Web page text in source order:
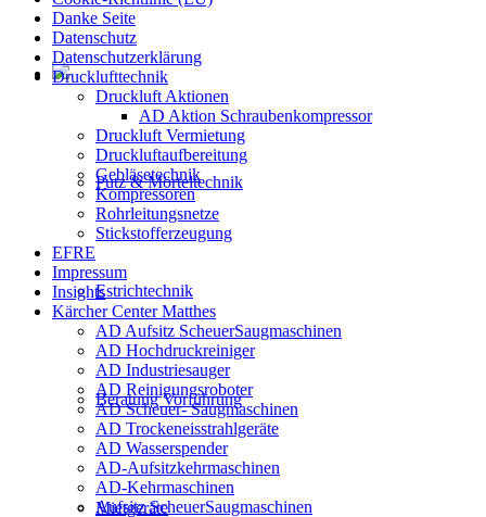
Putz & Mörteltechnik
Estrichtechnik
Beratung Vorführung
Mietgeräte
Danke Seite
Datenschutz
Datenschutzerklärung
Drucklufttechnik
Druckluft Aktionen
AD Aktion Schraubenkompressor
Druckluft Vermietung
Druckluftaufbereitung
Gebläsetechnik
Kompressoren
Rohrleitungsnetze
Stickstofferzeugung
EFRE
Impressum
Insights
Kärcher Center Matthes
AD Aufsitz ScheuerSaugmaschinen
AD Hochdruckreiniger
AD Industriesauger
AD Reinigungsroboter
AD Scheuer- Saugmaschinen
AD Trockeneisstrahlgeräte
AD Wasserspender
AD-Aufsitzkehrmaschinen
AD-Kehrmaschinen
Aufsitz ScheuerSaugmaschinen